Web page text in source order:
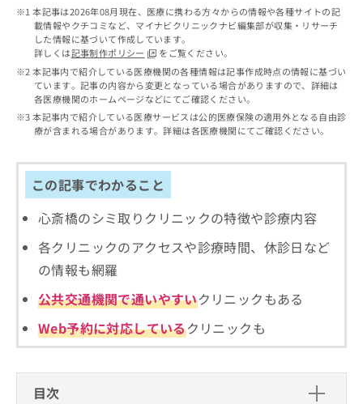
本記事は2026年08月現在、医療に携わる方々からの情報や各種サイトの記
載情報やクチコミなど、マイナビクリニックナビ編集部が収集・リサーチ
した情報に基づいて作成しています。
詳しくは記事制作ポリシー
をご覧ください。
本記事内で紹介している医療機関の各種情報は記事作成時点の情報に基づい
ています。記事の内容から変更となっている場合がありますので、詳細は
各医療機関のホームページなどにてご確認ください。
本記事内で紹介している医療サービスは公的医療保険の適用外となる自由診
療が含まれる場合があります。詳細は各医療機関にてご確認ください。
この記事でわかること
心斎橋のシミ取りクリニックの特徴や診療内容
各クリニックのアクセスや診療時間、休診日など
の情報も網羅
公共交通機関で通いやすいクリニックもある
Web予約に対応しているクリニックも
目次
ち
らは
マイ
ナビ
クリ
ニッ
ビサ
イト
への
お問
合せ
フォ
ーム
とな
りま
クリ
ニッ
クの
約・
相談
せ
ち
資
ご
求
は
ち
無
報
拡
ち
広
稿
問
合
わ
は
ら
資
料
お